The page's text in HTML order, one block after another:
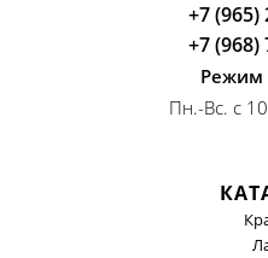
+7 (965)
+7 (968)
Режим
Пн.-Вс. с